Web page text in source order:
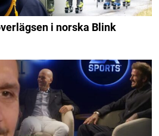
i norska Blink